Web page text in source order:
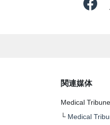
関連媒体
Medical
└ Medical